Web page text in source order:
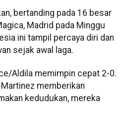
bertanding pada 16 besar
Madrid pada Minggu
ini tampil percaya diri dan
sejak awal laga.
Aldila memimpin cepat 2-0.
memberikan
kedudukan, mereka